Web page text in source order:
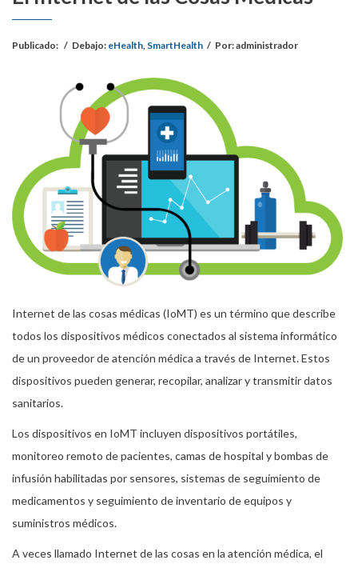
Publicado: / Debajo: eHealth, SmartHealth / Por:administrador
Internet de las cosas médicas (IoMT) es un término que describe
todos los dispositivos médicos conectados al sistema informático
de un proveedor de atención médica a través de Internet. Estos
dispositivos pueden generar, recopilar, analizar y transmitir datos
sanitarios.
Los dispositivos en IoMT incluyen dispositivos portátiles,
monitoreo remoto de pacientes, camas de hospital y bombas de
infusión habilitadas por sensores, sistemas de seguimiento de
medicamentos y seguimiento de inventario de equipos y
suministros médicos.
A veces llamado Internet de las cosas en la atención médica, el